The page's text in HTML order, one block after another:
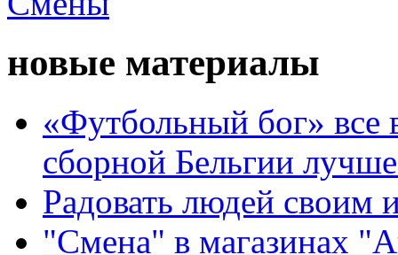
новые материалы
«Футбольный бог» все
сборной Бельгии
Радовать людей своим
"Смена" в магазинах